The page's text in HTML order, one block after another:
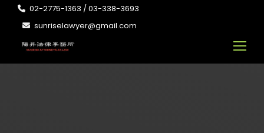
02-2775-1363 / 03-338-3693
sunriselawyer@gmail.com